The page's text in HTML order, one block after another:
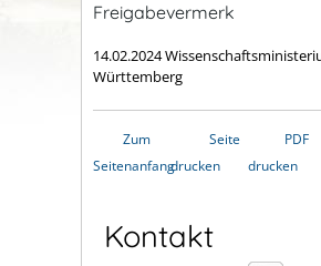
Freigabevermerk
14.02.2024
Württemberg
Zum
Seitenanfang
Seite
drucken
PDF
drucken
Kontakt